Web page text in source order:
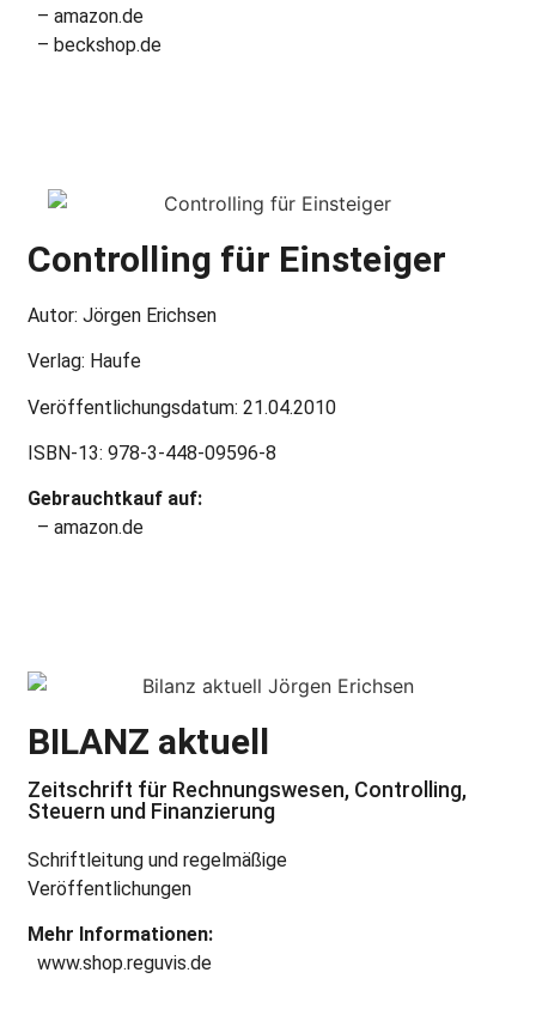
– amazon.de
– beckshop.de
Controlling für Einsteiger
Autor: Jörgen Erichsen
Verlag: Haufe
Veröffentlichungsdatum: 21.04.2010
ISBN-13: 978-3-448-09596-8
Gebrauchtkauf auf:
– amazon.de
BILANZ aktuell
Zeitschrift für Rechnungswesen, Controlling,
Steuern und Finanzierung
Schriftleitung und regelmäßige
Veröffentlichungen
Mehr Informationen:
www.shop.reguvis.de